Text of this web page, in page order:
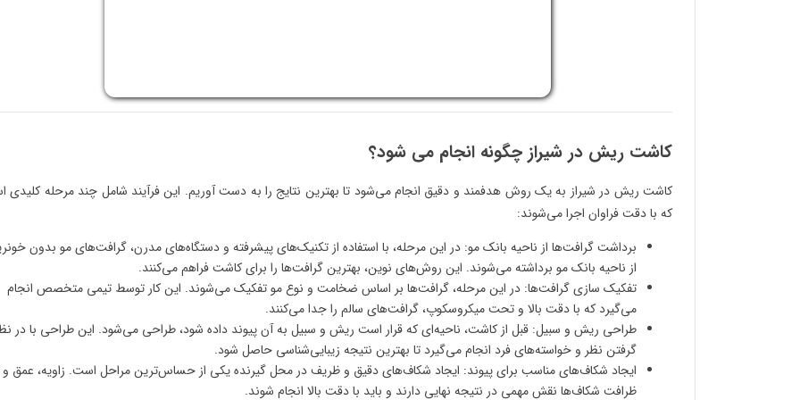
کاشت ریش در شیراز چگونه انجام می شود؟
کاشت ریش در شیراز به یک روش هدفمند و دقیق انجام می‌شود تا بهترین نتایج را به دست آوریم. این فرآیند شامل چند مرحله کلیدی
که با دقت فراوان اجرا می‌شوند:
برداشت گرافت‌ها از ناحیه بانک مو: در این مرحله، با استفاده از تکنیک‌های پیشرفته و دستگاه‌های مدرن، گرافت‌های مو بدون
از ناحیه بانک مو برداشته می‌شوند. این روش‌های نوین، بهترین گرافت‌ها را برای کاشت فراهم می‌کنند.
تفکیک سازی گرافت‌ها: در این مرحله، گرافت‌ها بر اساس ضخامت و نوع مو تفکیک می‌شوند. این کار توسط تیمی متخصص انجام
می‌گیرد که با دقت بالا و تحت میکروسکوپ، گرافت‌های سالم را جدا می‌کنند.
طراحی ریش و سبیل: قبل از کاشت، ناحیه‌ای که قرار است ریش و سبیل به آن پیوند داده شود، طراحی می‌شود. این طراحی با در
گرفتن نظر و خواسته‌های فرد انجام می‌گیرد تا بهترین نتیجه زیبایی‌شناسی حاصل شود.
ایجاد شکاف‌های مناسب برای پیوند: ایجاد شکاف‌های دقیق و ظریف در محل گیرنده یکی از حساس‌ترین مراحل است. زاویه، عمق و
ظرافت شکاف‌ها نقش مهمی در نتیجه نهایی دارند و باید با دقت بالا انجام شوند.